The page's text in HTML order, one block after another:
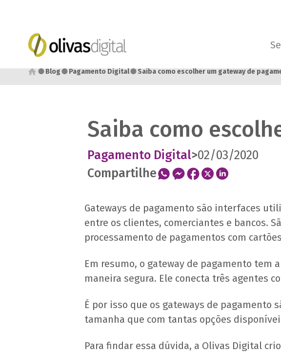
●Blog●Pagamento Digital●Saiba como escolher um gateway de
Saiba como
Pagamento Digital>02/03/2020
Compartilhe
Gateways de pagamento são interfaces
entre os clientes, comerciantes e bancos.
processamento de pagamentos com
Em resumo, o gateway de pagamento
maneira segura. Ele conecta três agentes
É por isso que os gateways de
tamanha que com tantas opções
Para findar essa dúvida, a Olivas Digital